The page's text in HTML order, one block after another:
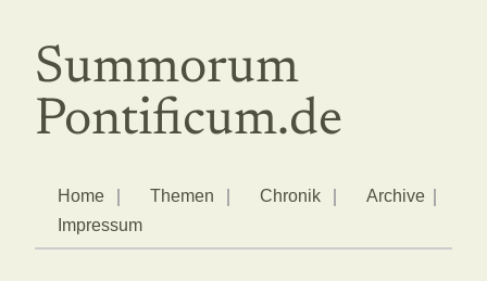
Summorum
Pontificum.de
Home Themen Chronik
Archive
Impressum